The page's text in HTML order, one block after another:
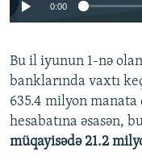
0:00
Bu il iyunun 1-nə
banklarında vaxtı
635.4 milyon manata
hesabatına əsasən,
müqayisədə 21.2